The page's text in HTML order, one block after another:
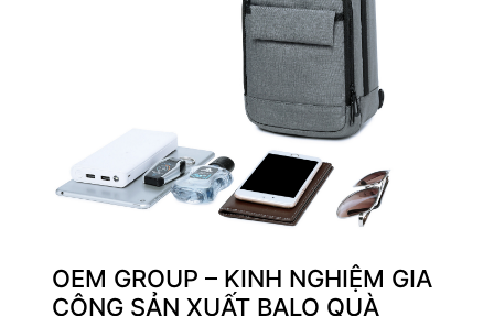
OEM GROUP – KINH NGHIỆM GIA
CÔNG SẢN XUẤT BALO QUÀ